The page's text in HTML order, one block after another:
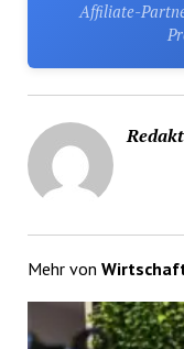
Affiliate-
Mehr von